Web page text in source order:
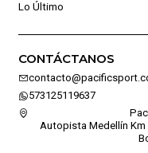
Lo Último
CONTÁCTANOS
573125119637
Autopista Medellín Km